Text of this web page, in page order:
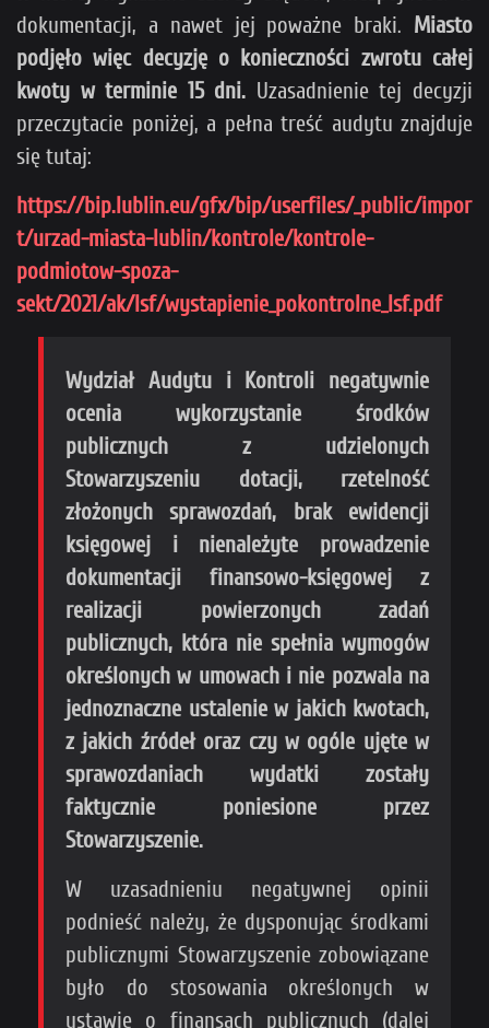
dokumentacji, a nawet jej poważne braki. Miasto
podjęło więc decyzję o konieczności zwrotu całej
kwoty w terminie 15 dni. Uzasadnienie tej decyzji
przeczytacie poniżej, a pełna treść audytu znajduje
się tutaj:
https://bip.lublin.eu/gfx/bip/userfiles/_public/impor
t/urzad-miasta-lublin/kontrole/kontrole-
podmiotow-spoza-
sekt/2021/ak/lsf/wystapienie_pokontrolne_lsf.pdf
Wydział Audytu i Kontroli negatywnie
ocenia wykorzystanie środków
publicznych z udzielonych
Stowarzyszeniu dotacji, rzetelność
złożonych sprawozdań, brak ewidencji
księgowej i nienależyte prowadzenie
dokumentacji finansowo-księgowej z
realizacji powierzonych zadań
publicznych, która nie spełnia wymogów
określonych w umowach i nie pozwala na
jednoznaczne ustalenie w jakich kwotach,
z jakich źródeł oraz czy w ogóle ujęte w
sprawozdaniach wydatki zostały
faktycznie poniesione przez
Stowarzyszenie.
W uzasadnieniu negatywnej opinii
podnieść należy, że dysponując środkami
publicznymi Stowarzyszenie zobowiązane
było do stosowania określonych w
ustawie o finansach publicznych (dalej